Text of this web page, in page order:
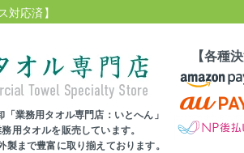
対応済】
業務用タオル専門店：いとへん」
用タオルを販売しています。
まで豊富に取り揃えております。
【各種